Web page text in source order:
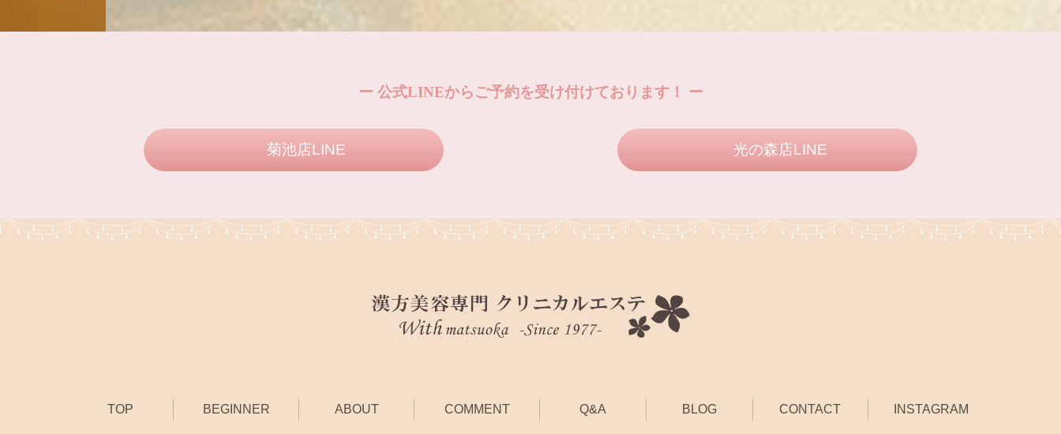
ー 公式LINEからご予約を受け付けております！ ー
菊池店LINE 光の森店LINE
TOP BEGINNER ABOUT COMMENT Q&A BLOG CONTACT INSTAGRAM